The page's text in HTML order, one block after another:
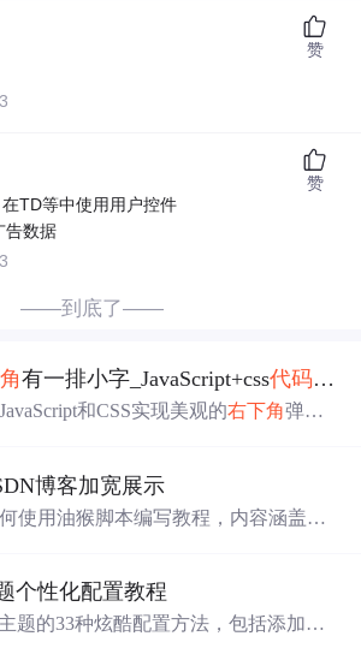
赞
TD等中使用用户控件
告数据
赞
——到底了——
有一排小字_JavaScript+css代码实
和CSS实现美观的右下角弹窗
博客加宽展示
使用油猴脚本编写教程，内容涵盖去
个性化配置教程
题的33种炫酷配置方法，包括添加动